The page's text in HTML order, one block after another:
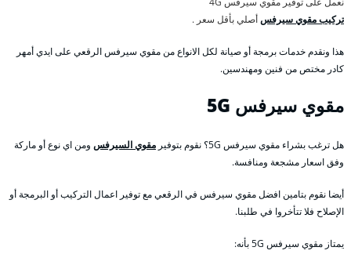
تركيب مقوي سيرفسأصلي بأقل سعر .
هذا ونقدم خدمات برمجة أو صيانة لكل الانواع من مقوي سيرفس الرقعي على ايدي أمهر
كادر مختص من فنين ومهندسين.
مقوي سيرفس 5 G
هل ترغب بشراء مقوي سيرفس 5G؟ نقوم بتوفير مقوي السيرفس ومن اي نوع أو ماركة
وفق اسعار مشجعة ومنافسة.
أيضا نقوم بتامين افضل مقوي سيرفس في الرقعي مع توفير اعمال التركيب أو البرمجة أو
الإصلاح فلا تتأخروا في طلبنا.
يمتاز مقوي سيرفس 5G بأنه: